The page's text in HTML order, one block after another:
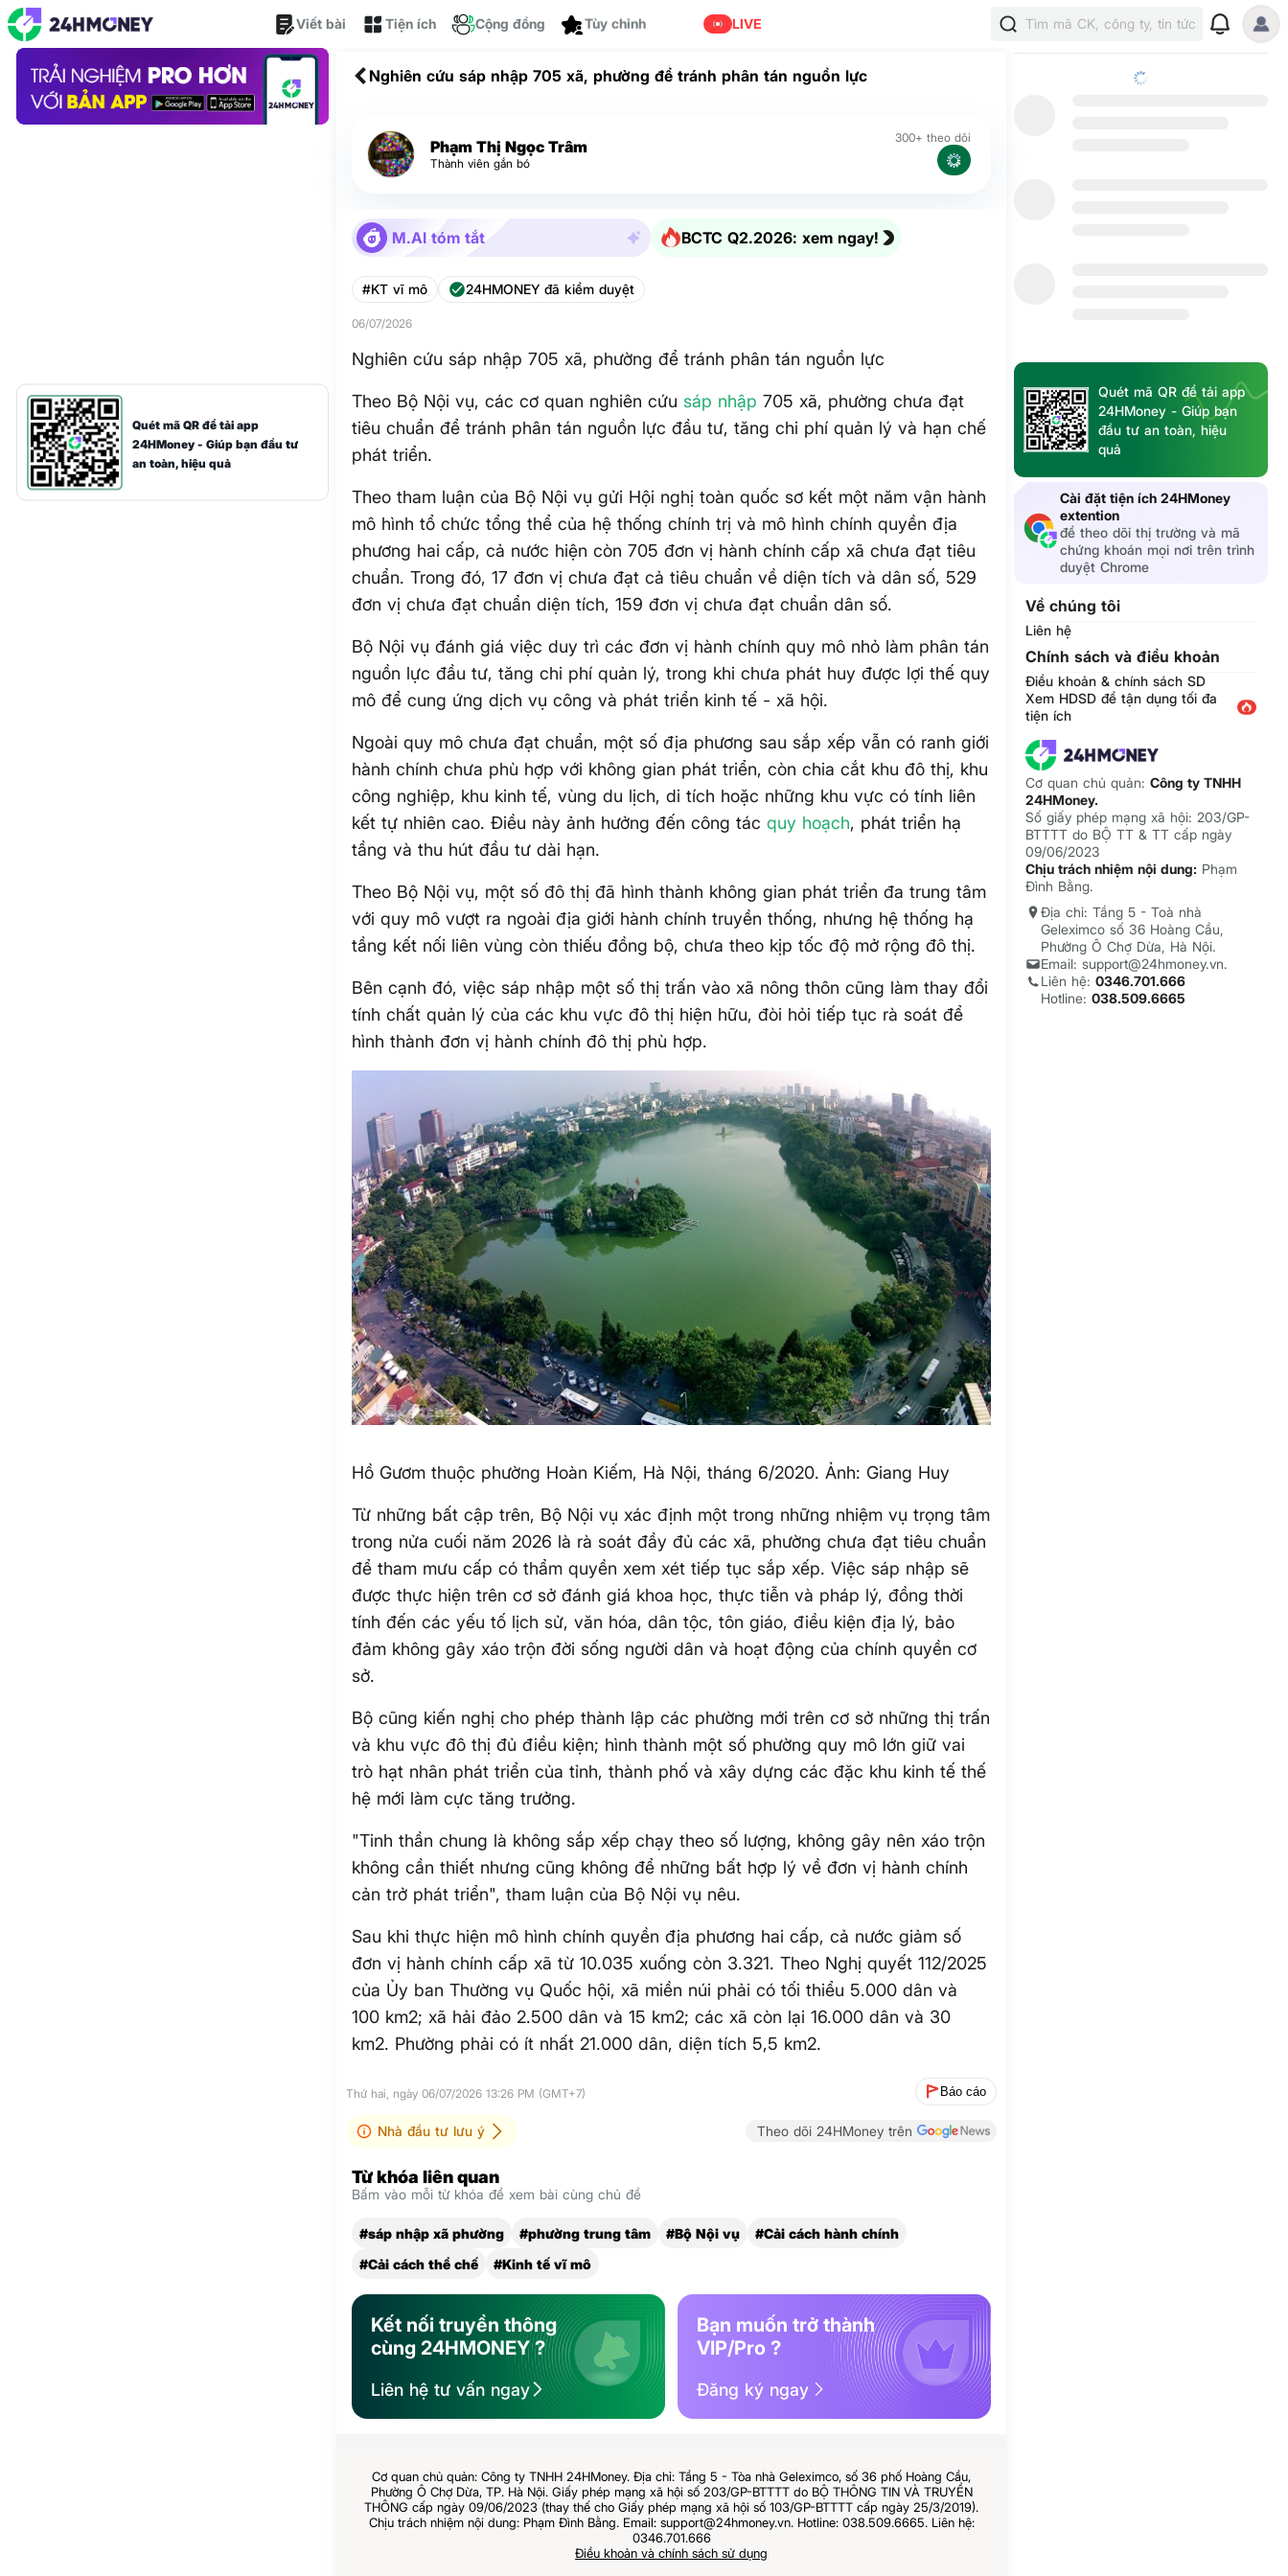
Viết bài Tiện ích Cộng đồng Tùy chỉnh LIVE Tìm mã CK, công ty, tin tức
Quét mã QR để tải app
24HMoney - Giúp bạn đầu tư
an toàn, hiệu quả
Nghiên cứu sáp nhập 705 xã, phường để tránh phân tán nguồn lực
Phạm Thị Ngọc Trâm
Thành viên gắn bó
300+ theo dõi
M.AI tóm tắt BCTC Q2.2026: xem ngay!
#KT vĩ mô 24HMONEY đã kiểm duyệt
06/07/2026
Nghiên cứu sáp nhập 705 xã, phường để tránh phân tán nguồn lực
Theo Bộ Nội vụ, các cơ quan nghiên cứu sáp nhập 705 xã, phường chưa đạt
tiêu chuẩn để tránh phân tán nguồn lực đầu tư, tăng chi phí quản lý và hạn chế
phát triển.
Theo tham luận của Bộ Nội vụ gửi Hội nghị toàn quốc sơ kết một năm vận hành
mô hình tổ chức tổng thể của hệ thống chính trị và mô hình chính quyền địa
phương hai cấp, cả nước hiện còn 705 đơn vị hành chính cấp xã chưa đạt tiêu
chuẩn. Trong đó, 17 đơn vị chưa đạt cả tiêu chuẩn về diện tích và dân số, 529
đơn vị chưa đạt chuẩn diện tích, 159 đơn vị chưa đạt chuẩn dân số.
Bộ Nội vụ đánh giá việc duy trì các đơn vị hành chính quy mô nhỏ làm phân tán
nguồn lực đầu tư, tăng chi phí quản lý, trong khi chưa phát huy được lợi thế quy
mô để cung ứng dịch vụ công và phát triển kinh tế - xã hội.
Ngoài quy mô chưa đạt chuẩn, một số địa phương sau sắp xếp vẫn có ranh giới
hành chính chưa phù hợp với không gian phát triển, còn chia cắt khu đô thị, khu
công nghiệp, khu kinh tế, vùng du lịch, di tích hoặc những khu vực có tính liên
kết tự nhiên cao. Điều này ảnh hưởng đến công tácquy hoạch, phát triển hạ
tầng và thu hút đầu tư dài hạn.
Theo Bộ Nội vụ, một số đô thị đã hình thành không gian phát triển đa trung tâm
với quy mô vượt ra ngoài địa giới hành chính truyền thống, nhưng hệ thống hạ
tầng kết nối liên vùng còn thiếu đồng bộ, chưa theo kịp tốc độ mở rộng đô thị.
Bên cạnh đó, việc sáp nhập một số thị trấn vào xã nông thôn cũng làm thay đổi
tính chất quản lý của các khu vực đô thị hiện hữu, đòi hỏi tiếp tục rà soát để
hình thành đơn vị hành chính đô thị phù hợp.
Hồ Gươm thuộc phường Hoàn Kiếm, Hà Nội, tháng 6/2020. Ảnh: Giang Huy
Từ những bất cập trên, Bộ Nội vụ xác định một trong những nhiệm vụ trọng tâm
trong nửa cuối năm 2026 là rà soát đầy đủ các xã, phường chưa đạt tiêu chuẩn
để tham mưu cấp có thẩm quyền xem xét tiếp tục sắp xếp. Việc sáp nhập sẽ
được thực hiện trên cơ sở đánh giá khoa học, thực tiễn và pháp lý, đồng thời
tính đến các yếu tố lịch sử, văn hóa, dân tộc, tôn giáo, điều kiện địa lý, bảo
đảm không gây xáo trộn đời sống người dân và hoạt động của chính quyền cơ
sở.
Bộ cũng kiến nghị cho phép thành lập các phường mới trên cơ sở những thị trấn
và khu vực đô thị đủ điều kiện; hình thành một số phường quy mô lớn giữ vai
trò hạt nhân phát triển của tỉnh, thành phố và xây dựng các đặc khu kinh tế thế
hệ mới làm cực tăng trưởng.
"Tinh thần chung là không sắp xếp chạy theo số lượng, không gây nên xáo trộn
không cần thiết nhưng cũng không để những bất hợp lý về đơn vị hành chính
cản trở phát triển", tham luận của Bộ Nội vụ nêu.
Sau khi thực hiện mô hình chính quyền địa phương hai cấp, cả nước giảm số
đơn vị hành chính cấp xã từ 10.035 xuống còn 3.321. Theo Nghị quyết 112/2025
của Ủy ban Thường vụ Quốc hội, xã miền núi phải có tối thiểu 5.000 dân và
100 km2; xã hải đảo 2.500 dân và 15 km2; các xã còn lại 16.000 dân và 30
km2. Phường phải có ít nhất 21.000 dân, diện tích 5,5 km2.
Thứ hai, ngày 06/07/2026 13:26 PM (GMT+7) Báo cáo
Nhà đầu tư lưu ý Theo dõi 24HMoney trên
Từ khóa liên quan
Bấm vào mỗi từ khóa để xem bài cùng chủ đề
#sáp nhập xã phường #phường trung tâm #Bộ Nội vụ
#Cải cách hành chính
#Cải cách thể chế
#Kinh tế vĩ mô
Kết nối truyền thông
cùng 24HMONEY ?
Liên hệ tư vấn ngay
Bạn muốn trở thành
VIP/Pro ?
Đăng ký ngay
Cơ quan chủ quản: Công ty TNHH 24HMoney. Địa chỉ: Tầng 5 - Tòa nhà Geleximco, số 36 phố Hoàng Cầu,
Phường Ô Chợ Dừa, TP. Hà Nội. Giấy phép mạng xã hội số 203/GP-BTTTT do BỘ THÔNG TIN VÀ TRUYỀN
THÔNG cấp ngày 09/06/2023 (thay thế cho Giấy phép mạng xã hội số 103/GP-BTTTT cấp ngày 25/3/2019).
Chịu trách nhiệm nội dung: Phạm Đình Bằng. Email: support@24hmoney.vn. Hotline: 038.509.6665. Liên hệ:
0346.701.666
Điều khoản và chính sách sử dụng
Quét mã QR để tải app
24HMoney - Giúp bạn
đầu tư an toàn, hiệu
quả
Cài đặt tiện ích 24HMoney
extention
để theo dõi thị trường và mã
chứng khoán mọi nơi trên trình
duyệt Chrome
Về chúng tôi
Liên hệ
Chính sách và điều khoản
Điều khoản & chính sách SD
Xem HDSD để tận dụng tối đa
tiện ích
Cơ quan chủ quản:Công ty TNHH
24HMoney.
Số giấy phép mạng xã hội: 203/GP-
BTTTT do BỘ TT & TT cấp ngày
09/06/2023
Chịu trách nhiệm nội dung: Phạm
Đình Bằng.
Địa chỉ: Tầng 5 - Toà nhà
Geleximco số 36 Hoàng Cầu,
Phường Ô Chợ Dừa, Hà Nội.
Email: support@24hmoney.vn.
Liên hệ:0346.701.666
Hotline:038.509.6665